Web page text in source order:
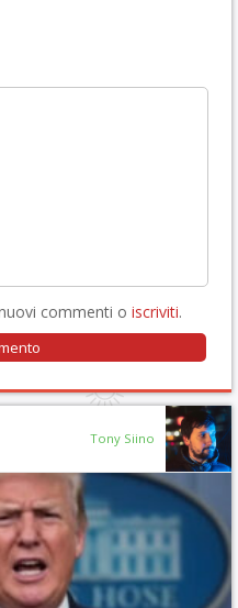
commenti o iscriviti.
Tony Siino